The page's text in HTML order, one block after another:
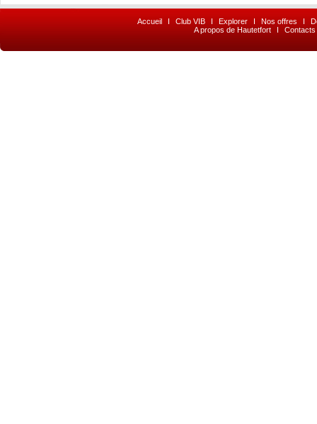
Accueil I Club VIB I Explorer I Nos offres I
A propos de Hautetfort
I Contacts